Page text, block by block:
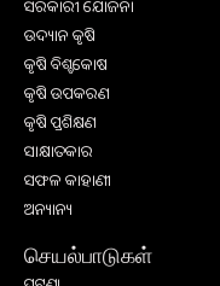
ସରକାରୀ ଯୋଜନା
ଉଦ୍ୟାନ କୃଷି
କୃଷି ବିଶ୍ବକୋଷ
କୃଷି ଉପକରଣ
କୃଷି ପ୍ରଶିକ୍ଷଣ
ସାକ୍ଷାତକାର
ସଫଳ କାହାଣୀ
ଅନ୍ୟାନ୍ୟ
செயல்பாடுகள்